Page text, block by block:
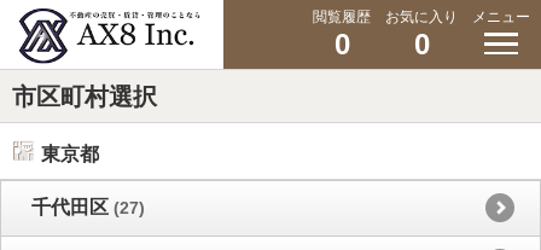
閲覧履歴
0
お気に入り
0
メニュー
市区町村選択
東京都
千代田区 (27)